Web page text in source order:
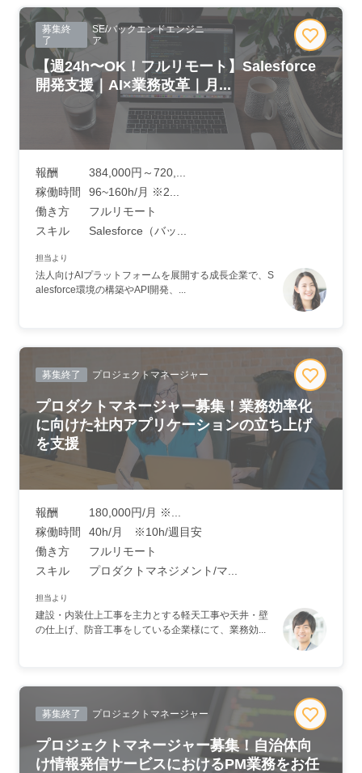
募集終
了
SE/バックエンドエンジニ
ア
【週24h〜OK！フルリモート】Salesforce
開発支援｜AI×業務改革｜月...
報酬
384,000円～720,...
稼働時間
96~160h/月 ※2...
働き方
フルリモート
スキル
Salesforce（バッ...
担当より
法人向けAIプラットフォームを展開する成長企業で、S
alesforce環境の構築やAPI開発、...
募集終了 プロジェクトマネージャー
プロダクトマネージャー募集！業務効率化
に向けた社内アプリケーションの立ち上げ
を支援
報酬
180,000円/月 ※...
稼働時間
40h/月 ※10h/週目安
働き方
フルリモート
スキル
プロダクトマネジメント/マ...
担当より
建設・内装仕上工事を主力とする軽天工事や天井・壁
の仕上げ、防音工事をしている企業様にて、業務効...
募集終了 プロジェクトマネージャー
プロジェクトマネージャー募集！自治体向
け情報発信サービスにおけるPM業務をお任